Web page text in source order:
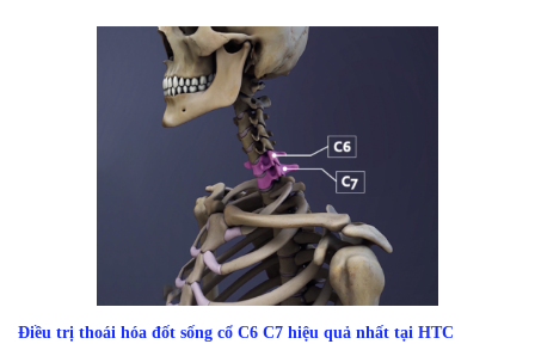
Điều trị thoái hóa đốt sống cổ C6 C7 hiệu quả nhất tại HTC